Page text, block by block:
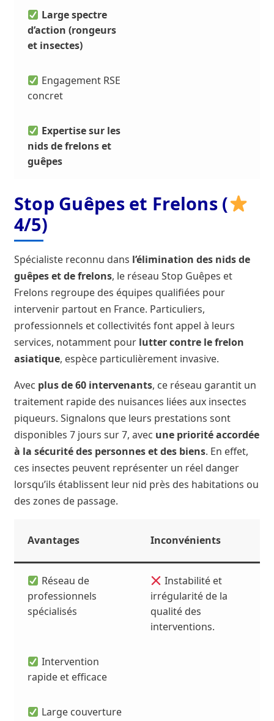
Large spectre
d’action (rongeurs
et insectes)
Engagement RSE
concret
Expertise sur les
nids de frelons et
guêpes
Stop Guêpes et Frelons (
4/5)
Spécialiste reconnu dans l’élimination des nids de
guêpes et de frelons, le réseau Stop Guêpes et
Frelons regroupe des équipes qualifiées pour
intervenir partout en France. Particuliers,
professionnels et collectivités font appel à leurs
services, notamment pour lutter contre le frelon
asiatique, espèce particulièrement invasive.
Avec plus de 60 intervenants, ce réseau garantit un
traitement rapide des nuisances liées aux insectes
piqueurs. Signalons que leurs prestations sont
disponibles 7 jours sur 7, avec une priorité accordée
à la sécurité des personnes et des biens. En effet,
ces insectes peuvent représenter un réel danger
lorsqu’ils établissent leur nid près des habitations ou
des zones de passage.
Avantages Inconvénients
Réseau de
professionnels
spécialisés
Instabilité et
irrégularité de la
qualité des
interventions.
Intervention
rapide et efficace
Large couverture